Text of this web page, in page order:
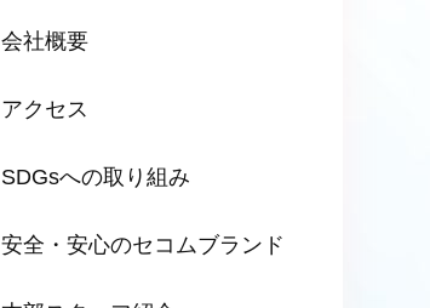
会社概要
アクセス
SDGsへの取り組み
安全・安心のセコムブランド